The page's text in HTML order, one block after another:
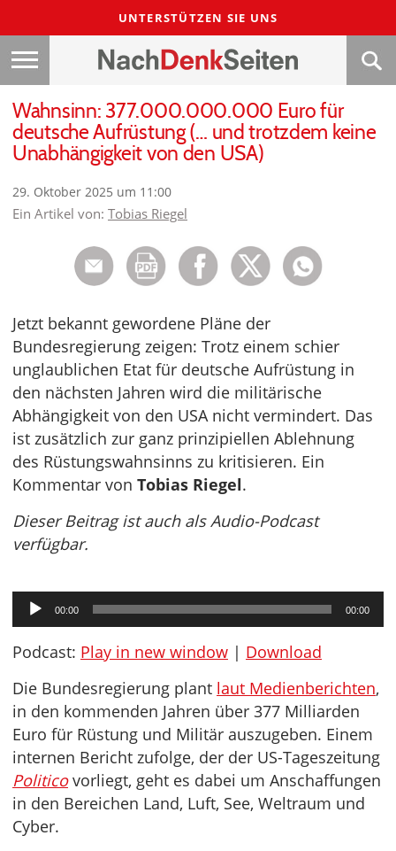
UNTERSTÜTZEN SIE UNS
Wahnsinn: 377.000.000.000 Euro für
deutsche Aufrüstung (… und trotzdem keine
Unabhängigkeit von den USA)
29. Oktober 2025 um 11:00
Ein Artikel von: Tobias Riegel
Jetzt bekannt gewordene Pläne der
Bundesregierung zeigen: Trotz einem schier
unglaublichen Etat für deutsche Aufrüstung in
den nächsten Jahren wird die militärische
Abhängigkeit von den USA nicht vermindert. Das
ist zusätzlich zur ganz prinzipiellen Ablehnung
des Rüstungswahnsinns zu kritisieren. Ein
Kommentar von Tobias Riegel.
Dieser Beitrag ist auch als Audio-Podcast
verfügbar.
Audio-
Player
00:00 00:00
Podcast: Play in new window | Download
Die Bundesregierung plant laut Medienberichten,
in den kommenden Jahren über 377 Milliarden
Euro für Rüstung und Militär auszugeben. Einem
internen Bericht zufolge, der der US-Tageszeitung
Politicovorliegt, geht es dabei um Anschaffungen
in den Bereichen Land, Luft, See, Weltraum und
Cyber.